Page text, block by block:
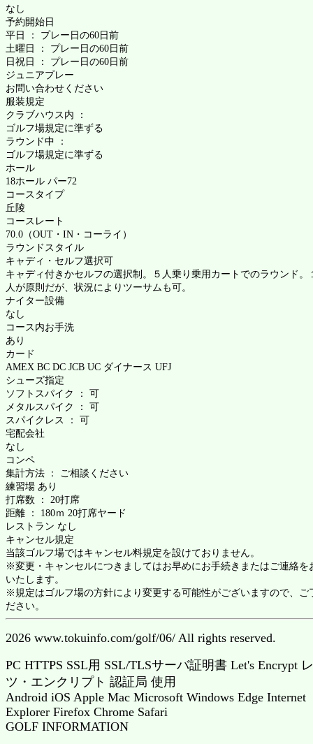
なし
予約開始日
平日 ： プレー日の60日前
土曜日 ： プレー日の60日前
日祝日 ： プレー日の60日前
ジュニアプレー
お問い合わせください
服装規定
クラブハウス内 ：
ゴルフ場規定に準ずる
ラウンド中 ：
ゴルフ場規定に準ずる
ホール
18ホール パー72
コースタイプ
丘陵
コースレート
70.0（OUT・IN・コーライ）
ラウンドスタイル
キャディ・セルフ選択可
キャディ付きかセルフの選択制。５人乗り乗用カートでのラウンド。
人が原則だが、状況によりツーサムも可。
ナイター設備
なし
コース内お手洗
あり
カード
AMEX BC DC JCB UC ダイナース UFJ
シューズ指定
ソフトスパイク ： 可
メタルスパイク ： 可
スパイクレス ： 可
宅配会社
なし
コンペ
集計方法 ： ご相談ください
練習場 あり
打席数 ： 20打席
距離 ： 180ｍ 20打席ヤード
レストラン なし
キャンセル規定
当該ゴルフ場ではキャンセル料規定を設けておりません。
※変更・キャンセルにつきましてはお早めにお手続きまたはご連絡を
いたします。
※規定はゴルフ場の方針により変更する可能性がございますので、ご
ださい。
2026 www.tokuinfo.com/golf/06/ All rights reserved.
PC HTTPS SSL用 SSL/TLSサーバ証明書 Let's Encrypt
ツ・エンクリプト 認証局 使用
Android iOS Apple Mac Microsoft Windows Edge Internet
Explorer Firefox Chrome Safari
GOLF INFORMATION